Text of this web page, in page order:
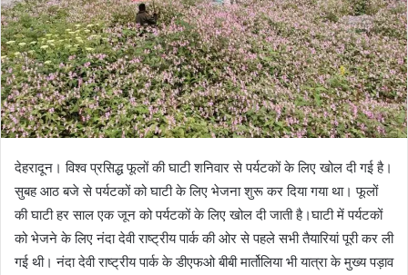
देहरादून। विश्व प्रसिद्ध फूलों की घाटी शनिवार से पर्यटकों के लिए खोल दी गई है।
सुबह आठ बजे से पर्यटकों को घाटी के लिए भेजना शुरू कर दिया गया था। फूलों
की घाटी हर साल एक जून को पर्यटकों के लिए खोल दी जाती है।घाटी में पर्यटकों
को भेजने के लिए नंदा देवी राष्ट्रीय पार्क की ओर से पहले सभी तैयारियां पूरी कर ली
गई थी। नंदा देवी राष्ट्रीय पार्क के डीएफओ बीबी मार्तोलिया भी यात्रा के मुख्य पड़ाव